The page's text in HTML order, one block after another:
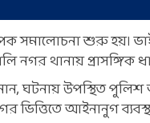
সমালোচনা শুরু হয়।
নগর থানায় প্রাসঙ্গিক
ঘটনায় উপস্থিত
আইনানুগ